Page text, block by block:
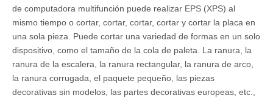
de computadora multifunción puede realizar EPS (XPS) al
mismo tiempo o cortar, cortar, cortar, cortar y cortar la placa en
una sola pieza. Puede cortar una variedad de formas en un solo
dispositivo, como el tamaño de la cola de paleta. La ranura, la
ranura de la escalera, la ranura rectangular, la ranura de arco,
la ranura corrugada, el paquete pequeño, las piezas
decorativas sin modelos, las partes decorativas europeas, etc.,